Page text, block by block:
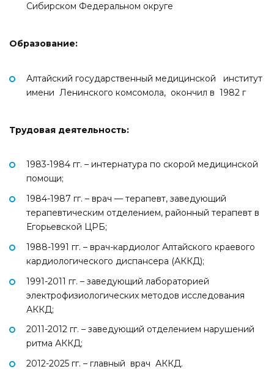
Сибирском Федеральном округе
Образование:
Алтайский государственный медицинской институт
имени Ленинского комсомола, окончил в 1982 г
Трудовая деятельность:
1983-1984 гг. – интернатура по скорой медицинской
помощи;
1984-1987 гг. – врач — терапевт, заведующий
терапевтическим отделением, районный терапевт в
Егорьевской ЦРБ;
1988-1991 гг. – врач-кардиолог Алтайского краевого
кардиологического диспансера (АККД);
1991-2011 гг. – заведующий лабораторией
электрофизиологических методов исследования
АККД;
2011-2012 гг. – заведующий отделением нарушений
ритма АККД;
2012-2025 гг. – главный врач АККД.